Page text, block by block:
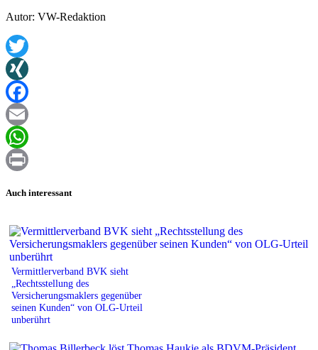
Autor: VW-Redaktion
Twitter
XING
Facebook
Email
WhatsApp
Auch interessant
Vermittlerverband BVK sieht
„Rechtsstellung des
Versicherungsmaklers gegenüber
seinen Kunden“ von OLG-Urteil
unberührt